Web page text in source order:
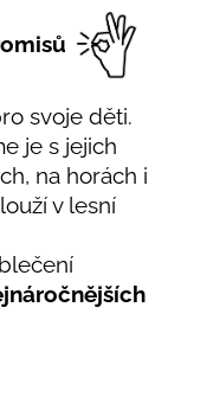
svoje děti.
je s jejich
na horách i
v lesní